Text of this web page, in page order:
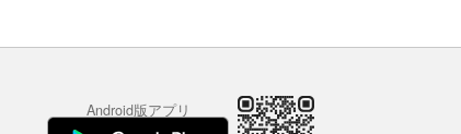
Android版アプリ